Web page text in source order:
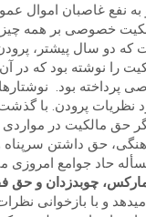
نفع غاصبان اموال
خصوصی بر ھمه چيز
که دو سال پيشتر،
را نوشته بود که در آن
پرداخته بود.
حق مالکيت در
حق داشتن
حاد جوامع امروزی
چوبدزدان و حق
و با بازخوانی